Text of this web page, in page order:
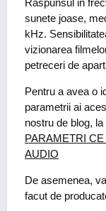
sunete joase,
kHz.
vizionarea
petreceri de
Pentru a avea o
parametrii ai
nostru de blog,
PARAMETRI
AUDIO
De asemenea,
facut de